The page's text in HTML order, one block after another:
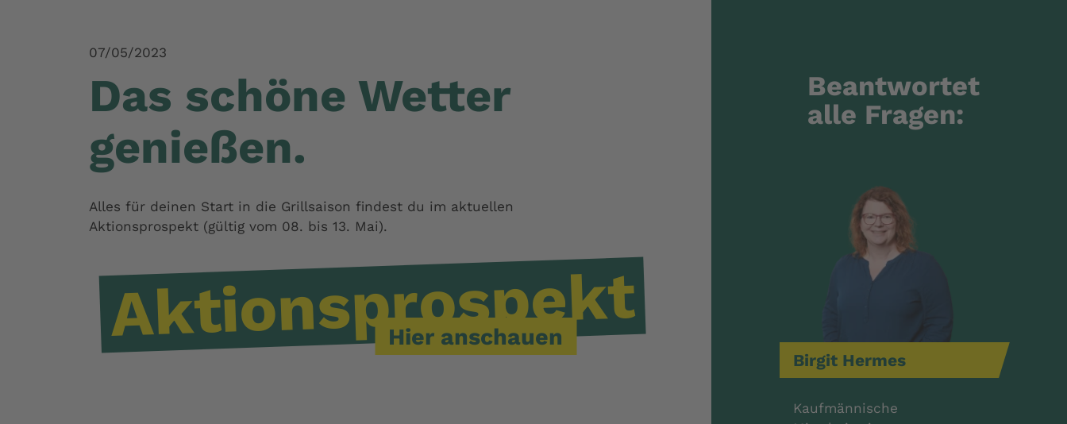
07/05/2023
Das schöne Wetter
genießen.
Alles für deinen Start in die Grillsaison findest du im aktuellen
Aktionsprospekt (gültig vom 08. bis 13. Mai).
Aktionsprospekt
Hier anschauen
Beantwortet
alle Fragen:
Birgit Hermes
Kaufmännische